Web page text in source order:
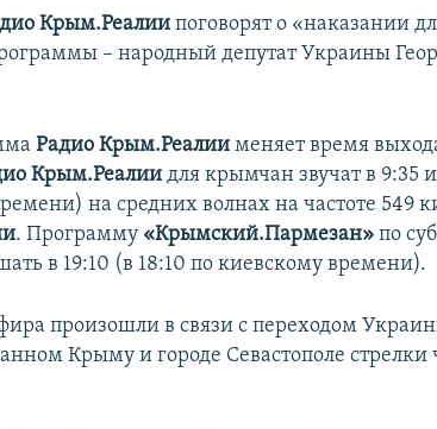
Крым.Реалии поговорят о «наказании
– народный депутат Украины
Радио Крым.Реалии меняет время
Крым.Реалии для крымчан звучат в 9:35
на средних волнах на частоте 549
. Программу «Крымский.Пармезан» по
в 19:10 (в 18:10 по киевскому времени).
произошли в связи с переходом
Крыму и городе Севастополе стрелки